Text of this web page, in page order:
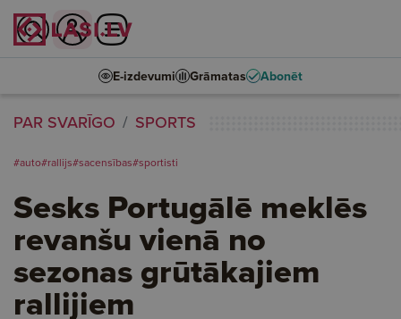
E-izdevumi Grāmatas Abonēt
PAR SVARĪGO SPORTS
#auto#rallijs#sacensības#sportisti
Sesks Portugālē meklēs
revanšu vienā no
sezonas grūtākajiem
rallijiem